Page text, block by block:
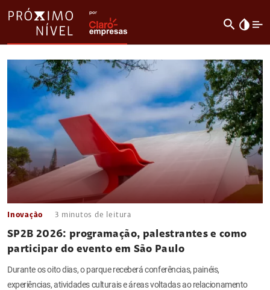
search invert_colors
Inovação 3 minutos de leitura
SP2B 2026: programação, palestrantes e como
participar do evento em São Paulo
Durante os oito dias, o parque receberá conferências, painéis,
experiências, atividades culturais e áreas voltadas ao relacionamento